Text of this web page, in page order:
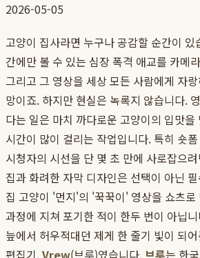
2026-05-05
고양이 집사라면 누구나 공감할 순간이 있
간에만 볼 수 있는 심장 폭격 애교를 카메
그리고 그 영상을 세상 모든 사람에게 자
망이죠. 하지만 현실은 녹록지 않습니다.
다는 일은 마치 까다로운 고양이의 입맛
시간이 많이 걸리는 작업입니다. 특히 숏
시청자의 시선을 단 몇 초 만에 사로잡으
집과 화려한 자막 디자인은 선택이 아닌
집 고양이 '먼지'의 '꾹꾹이' 영상을 쇼츠로
과정에 지쳐 포기한 적이 한두 번이 아닙
늪에서 허우적대던 제게 한 줄기 빛이 되
편집기,Vrew(브루)였습니다.브루는 한